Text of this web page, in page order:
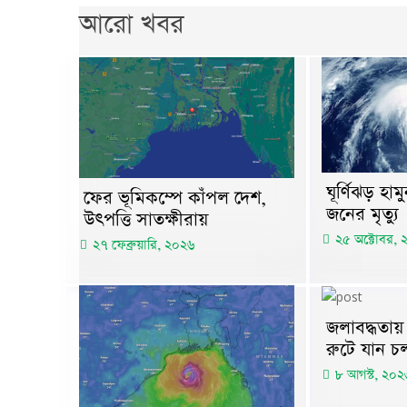
আরো খবর
ফের ভূমিকম্পে কাঁপল দেশ,
উৎপত্তি সাতক্ষীরায়
২৭ ফেব্রুয়ারি, ২০২৬
ঘূর্ণিঝড়
জনের মৃত্যু
২৫ অক্টোবর,
জলাবদ্ধতায়
রুটে যান
৮ আগস্ট,